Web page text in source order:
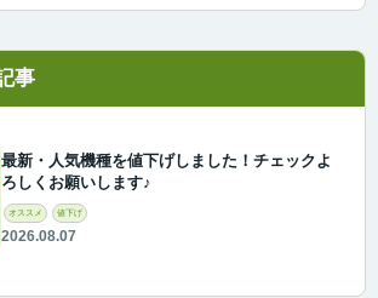
最新・人気機種を値下げしました！チェックよ
ろしくお願いします♪
オススメ 値下げ
2026.08.07